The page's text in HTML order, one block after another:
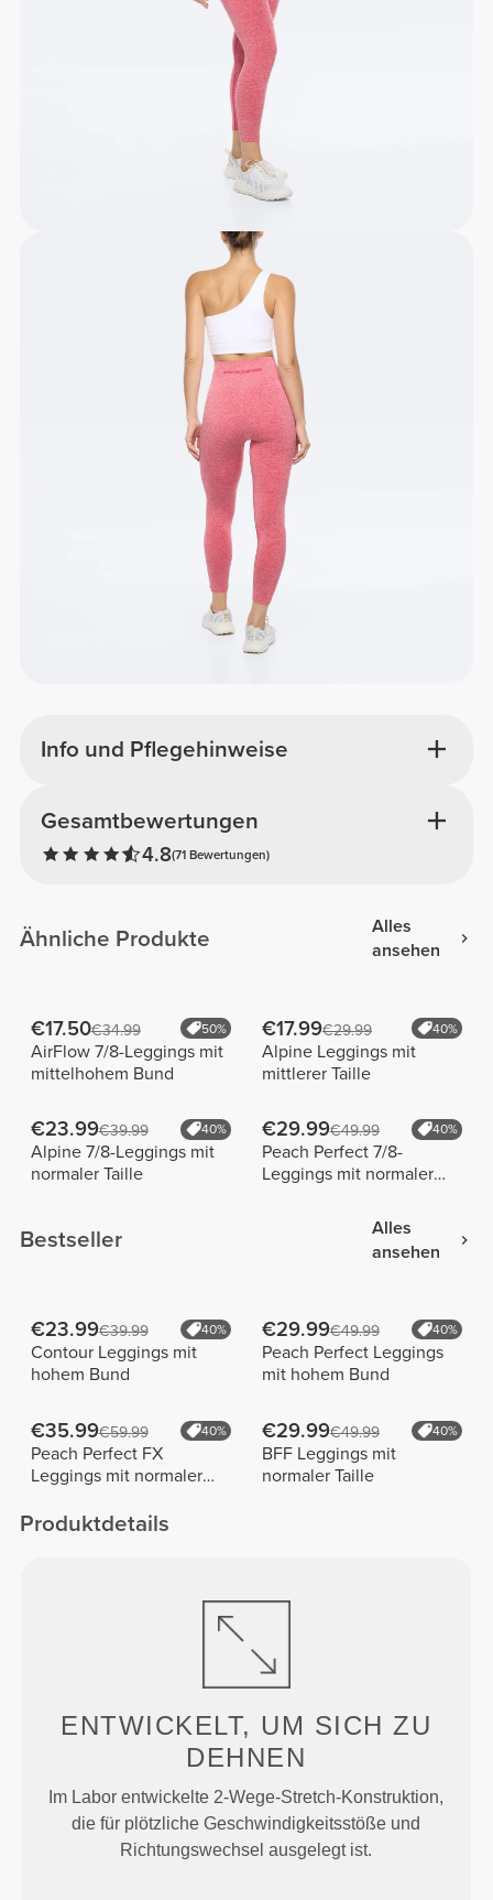
Info und Pflegehinweise
Gesamtbewertungen
4.8(71 Bewertungen)
Ähnliche Produkte
Alles
ansehen
€17.50€34.99 50%
AirFlow 7/8-Leggings mit
mittelhohem Bund
€17.99€29.99 40%
Alpine Leggings mit
mittlerer Taille
€23.99€39.99 40%
Alpine 7/8-Leggings mit
normaler Taille
€29.99€49.99 40%
Peach Perfect 7/8-
Leggings mit normaler
Bestseller
Alles
ansehen
€23.99€39.99 40%
Contour Leggings mit
hohem Bund
€29.99€49.99 40%
Peach Perfect Leggings
mit hohem Bund
€35.99€59.99 40%
Peach Perfect FX
Leggings mit normaler
€29.99€49.99 40%
BFF Leggings mit
normaler Taille
Produktdetails
ENTWICKELT, UM SICH ZU
DEHNEN
Im Labor entwickelte 2-Wege-Stretch-Konstruktion,
die für plötzliche Geschwindigkeitsstöße und
Richtungswechsel ausgelegt ist.